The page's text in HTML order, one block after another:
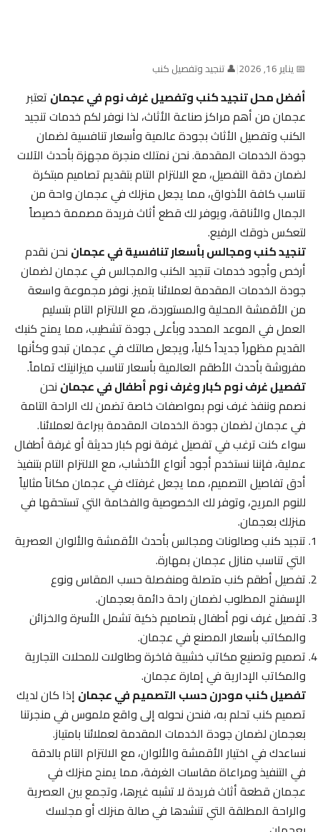
📅 يناير 16, 2026 |👤 تنجيد وتفصيل كنب
أفضل محل تنجيد كنب وتفصيل غرف نوم في عجمانتعتبر
عجمان من أهم مراكز صناعة الأثاث، لذا نوفر لكم خدمات تنجيد
الكنب وتفصيل الأثاث بجودة عالمية وأسعار تنافسية لضمان
جودة الخدمات المقدمة. نحن نمتلك منجرة مجهزة بأحدث الآلات
لضمان دقة التفصيل، مع الالتزام التام بتقديم تصاميم مبتكرة
تناسب كافة الأذواق، مما يجعل منزلك في عجمان واحة من
الجمال والأناقة، ويوفر لك قطع أثاث فريدة مصممة خصيصاً
لتعكس ذوقك الرفيع.
تنجيد كنب ومجالس بأسعار تنافسية في عجماننحن نقدم
أرخص وأجود خدمات تنجيد الكنب والمجالس في عجمان لضمان
جودة الخدمات المقدمة لعملائنا بتميز. نوفر مجموعة واسعة
من الأقمشة المحلية والمستوردة، مع الالتزام التام بتسليم
العمل في الموعد المحدد وبأعلى جودة تشطيب، مما يمنح كنبك
القديم مظهراً جديداً كلياً، ويجعل صالتك في عجمان تبدو وكأنها
مفروشة بأحدث الأطقم العالمية بأسعار تناسب ميزانيتك تماماً.
تفصيل غرف نوم كبار وغرف نوم أطفال في عجماننحن
نصمم وننفذ غرف نوم بمواصفات خاصة تضمن لك الراحة التامة
في عجمان لضمان جودة الخدمات المقدمة ببراعة لعملائنا.
سواء كنت ترغب في تفصيل غرفة نوم كبار حديثة أو غرفة أطفال
عملية، فإننا نستخدم أجود أنواع الأخشاب، مع الالتزام التام بتنفيذ
أدق تفاصيل التصميم، مما يجعل غرفتك في عجمان مكاناً مثالياً
للنوم المريح، وتوفر لك الخصوصية والفخامة التي تستحقها في
منزلك بعجمان.
تنجيد كنب وصالونات ومجالس بأحدث الأقمشة والألوان العصرية
التي تناسب منازل عجمان بمهارة.
تفصيل أطقم كنب متصلة ومنفصلة حسب المقاس ونوع
الإسفنج المطلوب لضمان راحة دائمة بعجمان.
تفصيل غرف نوم أطفال بتصاميم ذكية تشمل الأسرة والخزائن
والمكاتب بأسعار المصنع في عجمان.
تصميم وتصنيع مكاتب خشبية فاخرة وطاولات للمحلات التجارية
والمكاتب الإدارية في إمارة عجمان.
تفصيل كنب مودرن حسب التصميم في عجمانإذا كان لديك
تصميم كنب تحلم به، فنحن نحوله إلى واقع ملموس في منجرتنا
بعجمان لضمان جودة الخدمات المقدمة لعملائنا بامتياز.
نساعدك في اختيار الأقمشة والألوان، مع الالتزام التام بالدقة
في التنفيذ ومراعاة مقاسات الغرفة، مما يمنح منزلك في
عجمان قطعة أثاث فريدة لا تشبه غيرها، وتجمع بين العصرية
والراحة المطلقة التي تنشدها في صالة منزلك أو مجلسك